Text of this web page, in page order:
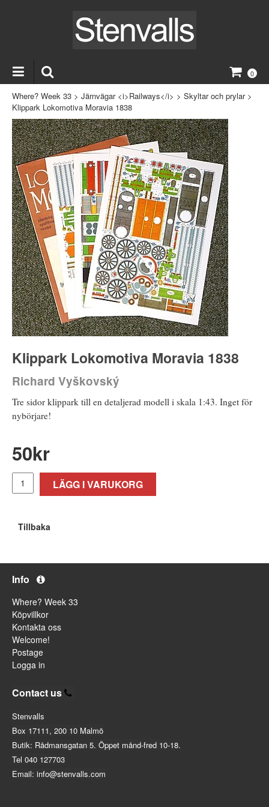
0
Where? Week 33 > Järnvägar <i>Railways</i> > Skyltar och prylar>
Klippark Lokomotiva Moravia 1838
Klippark Lokomotiva Moravia 1838
Richard Vyškovský
Tre sidor klippark till en detaljerad modell i skala 1:43. Inget för
nybörjare!
50kr
LÄGG I VARUKORG
Tillbaka
Info
Where? Week 33
Köpvillkor
Kontakta oss
Welcome!
Postage
Logga in
Contact us
Stenvalls
Box 17111, 200 10 Malmö
Butik: Rådmansgatan 5. Öppet månd-fred 10-18.
Tel 040 127703
Email: info@stenvalls.com